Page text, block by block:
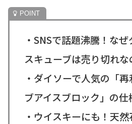
・SNSで話題沸騰！な
スキューブは売り切れな
・ダイソーで人気の「
ブアイスブロック」の
・ウイスキーにも！天